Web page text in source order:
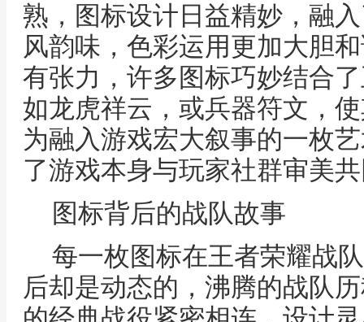
熟，图标设计日益精妙，融
风韵味，色彩运用更加大胆
有张力，许多图标巧妙结合
如龙虎祥云，或兵器符文，
为融入游戏宏大叙事的一枚
了游戏本身与玩家社群审美
图标背后的战队故事
每一枚图标在王者荣耀战
后却是动态的，沸腾的战队